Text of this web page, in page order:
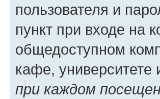
пользователя и
пункт при входе на
общедоступном
кафе, университете
при каждом